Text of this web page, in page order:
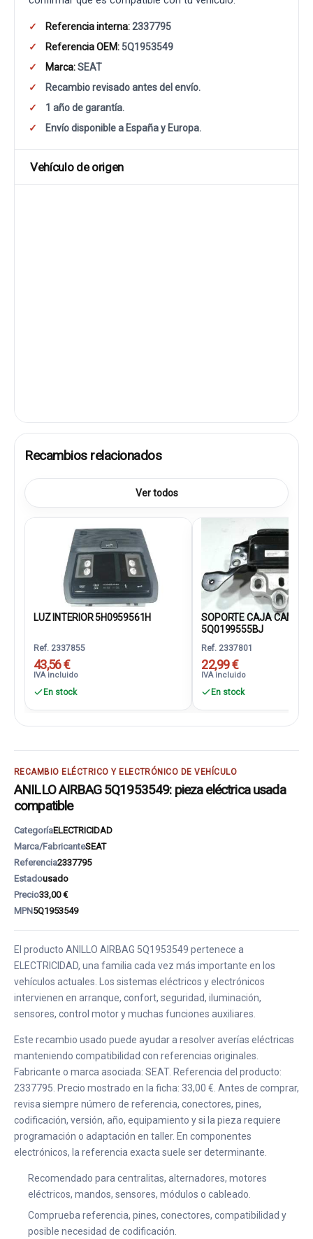
Referencia interna:2337795
Referencia OEM: 5Q1953549
Marca:SEAT
Recambio revisado antes del envío.
1 año de garantía.
Envío disponible a España y Europa.
Vehículo de origen
Recambios relacionados
Ver todos
LUZ INTERIOR 5H0959561H
Ref. 2337855
43,56 €
IVA incluido
En stock
SOPORTE CAJA CAMBIO
5Q0199555BJ
Ref. 2337801
22,99 €
IVA incluido
En stock
RECAMBIO ELÉCTRICO Y ELECTRÓNICO DE VEHÍCULO
ANILLO AIRBAG 5Q1953549: pieza eléctrica usada
compatible
CategoríaELECTRICIDAD
Marca/FabricanteSEAT
Referencia2337795
Estadousado
Precio33,00 €
MPN5Q1953549
El producto ANILLO AIRBAG 5Q1953549 pertenece a
ELECTRICIDAD, una familia cada vez más importante en los
vehículos actuales. Los sistemas eléctricos y electrónicos
intervienen en arranque, confort, seguridad, iluminación,
sensores, control motor y muchas funciones auxiliares.
Este recambio usado puede ayudar a resolver averías eléctricas
manteniendo compatibilidad con referencias originales.
Fabricante o marca asociada: SEAT. Referencia del producto:
2337795. Precio mostrado en la ficha: 33,00 €. Antes de comprar,
revisa siempre número de referencia, conectores, pines,
codificación, versión, año, equipamiento y si la pieza requiere
programación o adaptación en taller. En componentes
electrónicos, la referencia exacta suele ser determinante.
Recomendado para centralitas, alternadores, motores
eléctricos, mandos, sensores, módulos o cableado.
Comprueba referencia, pines, conectores, compatibilidad y
posible necesidad de codificación.